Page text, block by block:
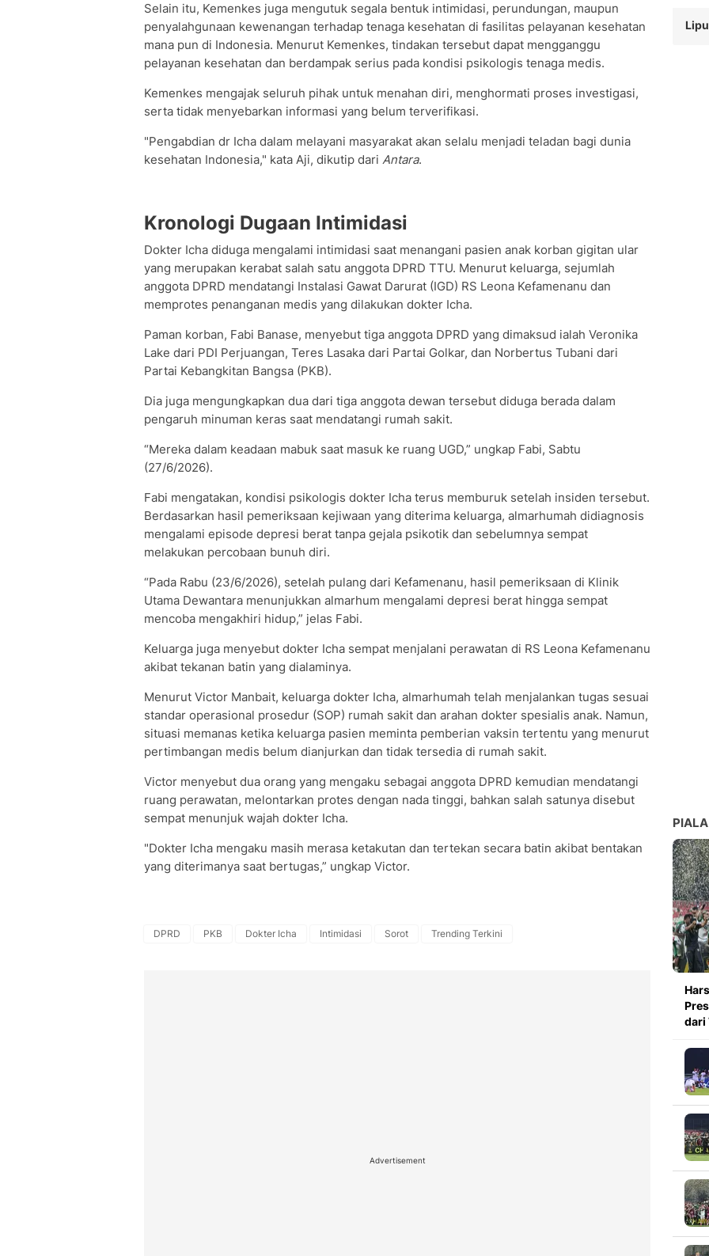
Selain itu, Kemenkes juga mengutuk segala bentuk intimidasi, perundungan, maupun
penyalahgunaan kewenangan terhadap tenaga kesehatan di fasilitas pelayanan kesehatan
mana pun di Indonesia. Menurut Kemenkes, tindakan tersebut dapat mengganggu
pelayanan kesehatan dan berdampak serius pada kondisi psikologis tenaga medis.
Kemenkes mengajak seluruh pihak untuk menahan diri, menghormati proses investigasi,
serta tidak menyebarkan informasi yang belum terverifikasi.
"Pengabdian dr Icha dalam melayani masyarakat akan selalu menjadi teladan bagi dunia
kesehatan Indonesia," kata Aji, dikutip dari Antara.
Kronologi Dugaan Intimidasi
Dokter Icha diduga mengalami intimidasi saat menangani pasien anak korban gigitan ular
yang merupakan kerabat salah satu anggota DPRD TTU. Menurut keluarga, sejumlah
anggota DPRD mendatangi Instalasi Gawat Darurat (IGD) RS Leona Kefamenanu dan
memprotes penanganan medis yang dilakukan dokter Icha.
Paman korban, Fabi Banase, menyebut tiga anggota DPRD yang dimaksud ialah Veronika
Lake dari PDI Perjuangan, Teres Lasaka dari Partai Golkar, dan Norbertus Tubani dari
Partai Kebangkitan Bangsa (PKB).
Dia juga mengungkapkan dua dari tiga anggota dewan tersebut diduga berada dalam
pengaruh minuman keras saat mendatangi rumah sakit.
“Mereka dalam keadaan mabuk saat masuk ke ruang UGD,” ungkap Fabi, Sabtu
(27/6/2026).
Fabi mengatakan, kondisi psikologis dokter Icha terus memburuk setelah insiden tersebut.
Berdasarkan hasil pemeriksaan kejiwaan yang diterima keluarga, almarhumah didiagnosis
mengalami episode depresi berat tanpa gejala psikotik dan sebelumnya sempat
melakukan percobaan bunuh diri.
“Pada Rabu (23/6/2026), setelah pulang dari Kefamenanu, hasil pemeriksaan di Klinik
Utama Dewantara menunjukkan almarhum mengalami depresi berat hingga sempat
mencoba mengakhiri hidup,” jelas Fabi.
Keluarga juga menyebut dokter Icha sempat menjalani perawatan di RS Leona Kefamenanu
akibat tekanan batin yang dialaminya.
Menurut Victor Manbait, keluarga dokter Icha, almarhumah telah menjalankan tugas sesuai
standar operasional prosedur (SOP) rumah sakit dan arahan dokter spesialis anak. Namun,
situasi memanas ketika keluarga pasien meminta pemberian vaksin tertentu yang menurut
pertimbangan medis belum dianjurkan dan tidak tersedia di rumah sakit.
Victor menyebut dua orang yang mengaku sebagai anggota DPRD kemudian mendatangi
ruang perawatan, melontarkan protes dengan nada tinggi, bahkan salah satunya disebut
sempat menunjuk wajah dokter Icha.
"Dokter Icha mengaku masih merasa ketakutan dan tertekan secara batin akibat bentakan
yang diterimanya saat bertugas,” ungkap Victor.
DPRD PKB Dokter Icha Intimidasi Sorot Trending Terkini
Advertisement
dari